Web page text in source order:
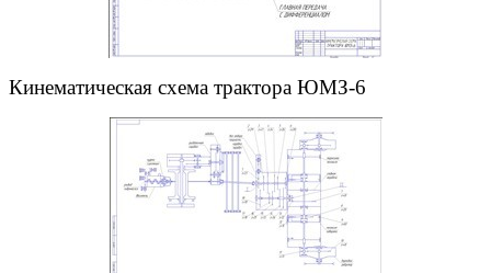
Кинематическая схема трактора ЮМЗ-6